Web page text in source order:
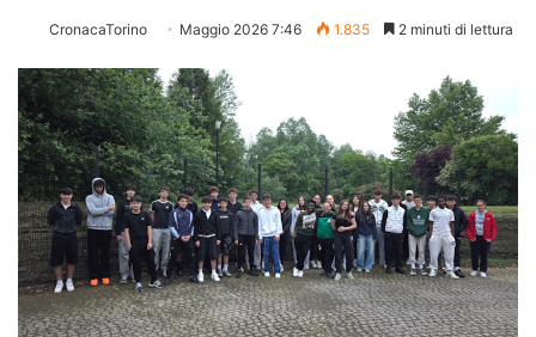
CronacaTorino Maggio 2026 7:46 1.835 2 minuti di lettura